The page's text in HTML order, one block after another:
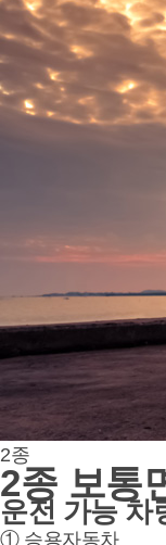
2종
2종 보통
운전 가능 차
① 승용자동차